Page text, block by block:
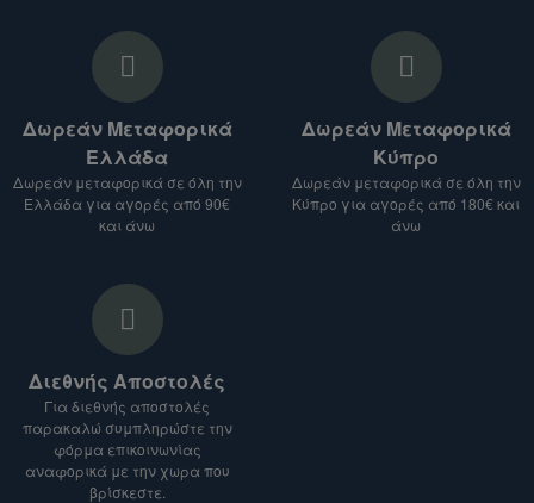
3. Λάβετε προσφορά:
Θα σας στείλουμε προσφορά για τα
προϊόντα που σας ενδιαφέρουν, μαζί με το
κόστος αποστολής.
Σημείωση:
Το κόστος αποστολής ενδέχεται να ποικίλλει
Για αποστολές σε χώρες εκτός Ευρωπαϊκής
Ένωσης, ενδέχεται να ισχύουν επιπλέον
δασμοί και φόροι.
Είμαστε στη διάθεσή σας για οποιαδήποτε
διευκρίνιση.
Δωρεάν Μεταφορικά
Ελλάδα
Δωρεάν μεταφορικά σε όλη την
Ελλάδα για αγορές από 90€
και άνω
Δωρεάν Μεταφορικά
Κύπρο
Δωρεάν μεταφορικά σε όλη την
Κύπρο για αγορές από 180€ και
άνω
Διεθνής Αποστολές
Για διεθνής αποστολές
παρακαλώ συμπληρώστε την
φόρμα επικοινωνίας
αναφορικά με την χωρα που
βρίσκεστε.